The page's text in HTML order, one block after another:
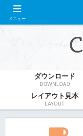
ダウンロード
DOWNLOAD
レイアウト見本
LAYOUT
メニュー